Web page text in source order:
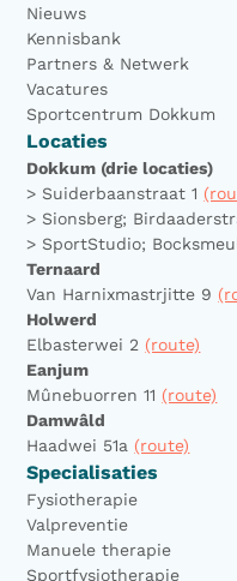
Nieuws
Kennisbank
Partners & Netwerk
Vacatures
Sportcentrum Dokkum
Locaties
Dokkum (drie locaties)
> Suiderbaanstraat 1
> Sionsberg;
> SportStudio;
Ternaard
Van Harnixmastrjitte 9
Holwerd
Elbasterwei 2 (route)
Eanjum
Mûnebuorren 11 (route)
Damwâld
Haadwei 51a (route)
Specialisaties
Fysiotherapie
Valpreventie
Manuele therapie
Sportfysiotherapie